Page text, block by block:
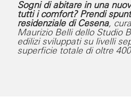
Sogni di abitare in una
tutti i comfort? Prendi
residenziale di Cesena,
Maurizio Belli dello Studio
edilizi sviluppati su livelli
superficie totale di oltre